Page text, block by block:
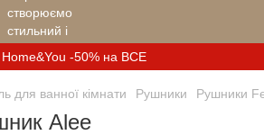
Home&You -50% на ВСЕ
для ванної кімнати Рушники Рушники
Alee